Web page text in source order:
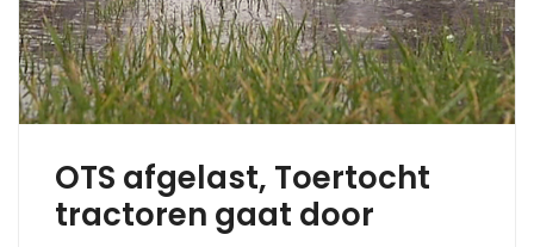
OTS afgelast, Toertocht
tractoren gaat door